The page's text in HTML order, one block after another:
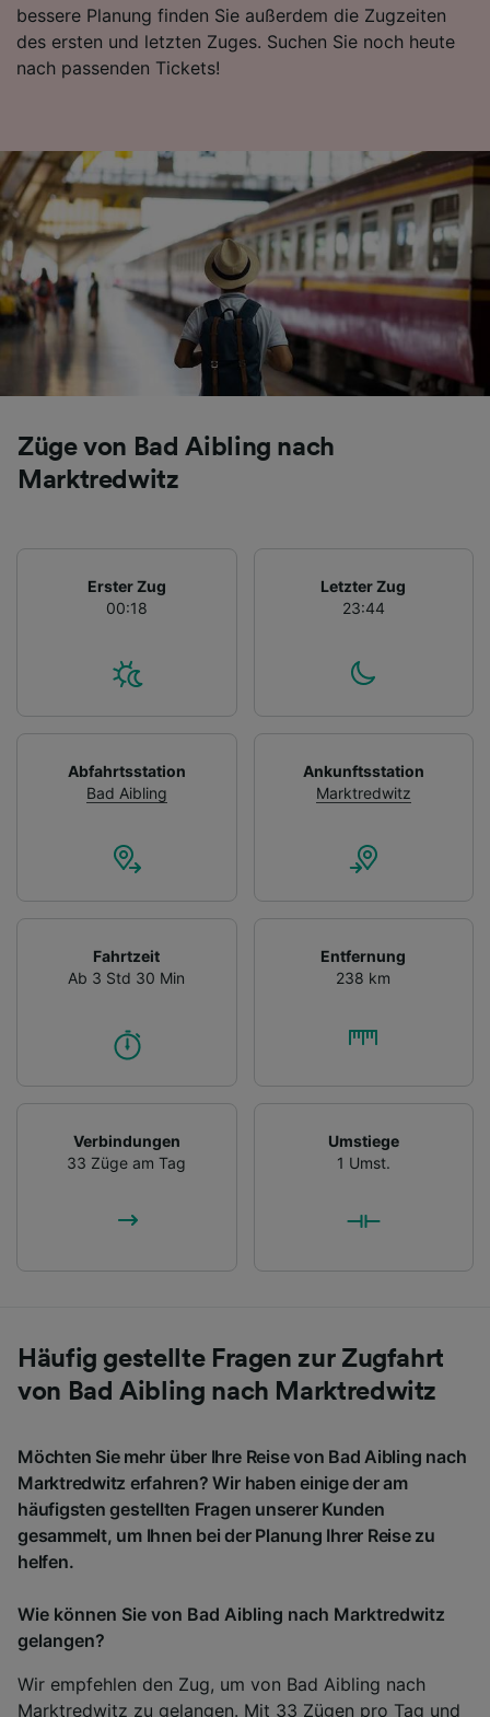
bessere Planung finden Sie außerdem die Zugzeiten
des ersten und letzten Zuges. Suchen Sie noch heute
nach passenden Tickets!
Züge von Bad Aibling nach
Marktredwitz
Erster Zug
00:18
Letzter Zug
23:44
Abfahrtsstation
Bad Aibling
Ankunftsstation
Marktredwitz
Fahrtzeit
Ab 3 Std 30 Min
Entfernung
238 km
Verbindungen
33 Züge am Tag
Umstiege
1 Umst.
Häufig gestellte Fragen zur Zugfahrt
von Bad Aibling nach Marktredwitz
Möchten Sie mehr über Ihre Reise von Bad Aibling nach
Marktredwitz erfahren? Wir haben einige der am
häufigsten gestellten Fragen unserer Kunden
gesammelt, um Ihnen bei der Planung Ihrer Reise zu
helfen.
Wie können Sie von Bad Aibling nach Marktredwitz
gelangen?
Wir empfehlen den Zug, um von Bad Aibling nach
Marktredwitz zu gelangen. Mit 33 Zügen pro Tag und
Wir und unsere Partner verarbeiten Daten, um
Folgendes bereitzustellen:
Informationen auf einem Endgerät.
Personalisierte Werbung und Inhalte, Messung
von Werbeleistung und der Performance von
Inhalten, Zielgruppenforschung sowie
Entwicklung und Verbesserung von
Angeboten.
Liste der Partner (Lieferanten)